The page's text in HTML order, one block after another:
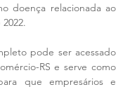
doença relacionada ao
pode ser acessado
RS e serve como
que empresários e